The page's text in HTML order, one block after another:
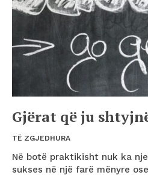
Gjërat që ju
TË ZGJEDHURA
Në botë praktikisht nuk ka
sukses në një farë mënyre